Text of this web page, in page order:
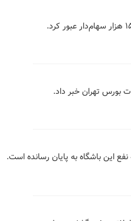
بورس تهران خبر داد.
نفع این باشگاه به پایان رسانده است.